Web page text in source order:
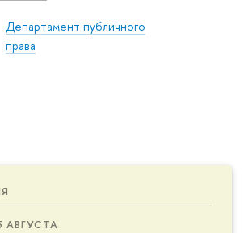
АВГУСТА
Департамент публичного
права